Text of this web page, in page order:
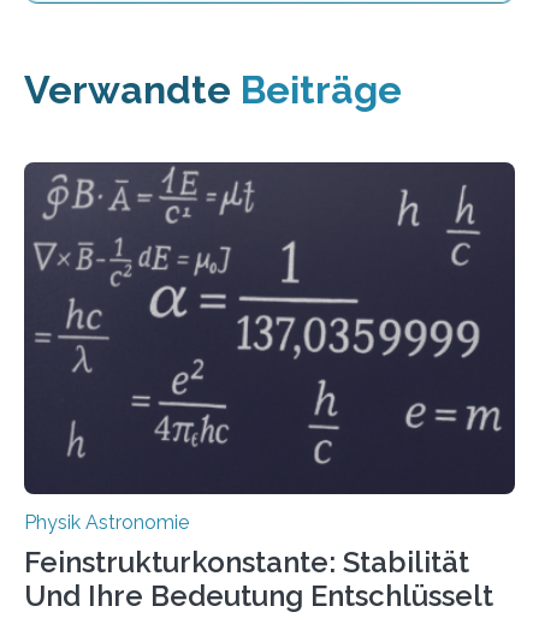
Verwandte Beiträge
Physik Astronomie
Feinstrukturkonstante: Stabilität
Und Ihre Bedeutung Entschlüsselt